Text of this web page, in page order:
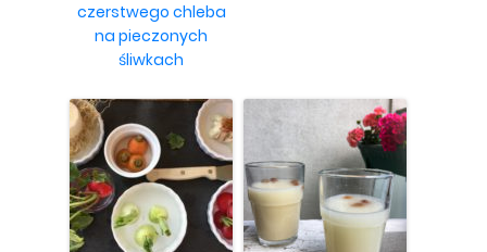
czerstwego chleba
na pieczonych
śliwkach